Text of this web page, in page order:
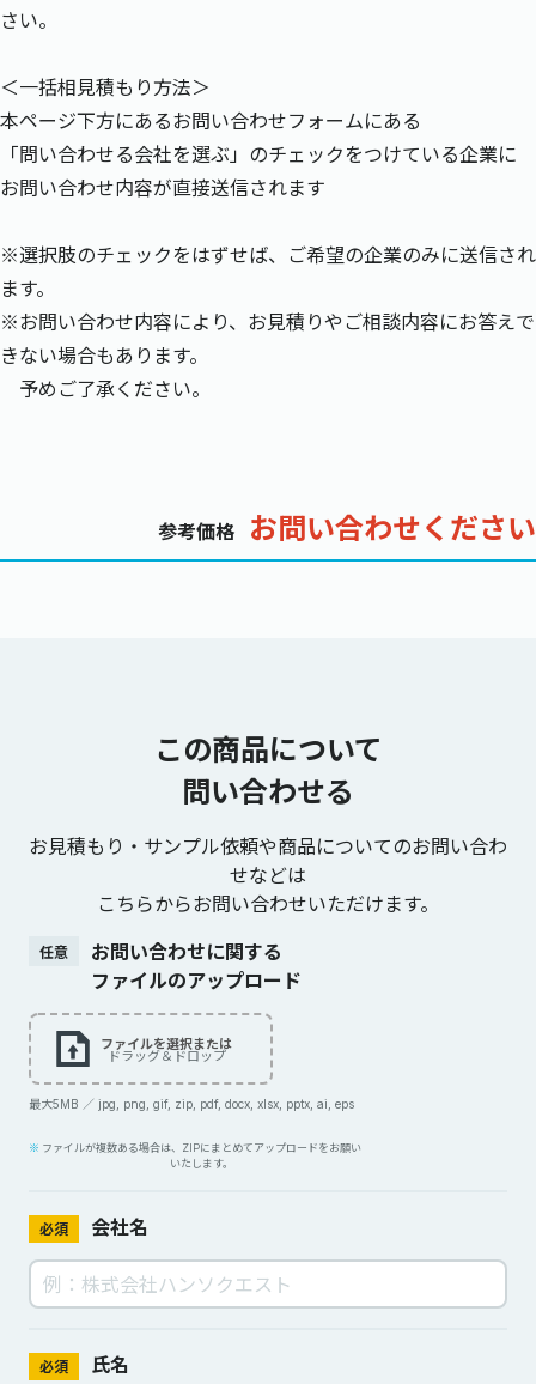
さい。
＜一括相見積もり方法＞
本ページ下方にあるお問い合わせフォームにある
「問い合わせる会社を選ぶ」のチェックをつけている企業に
お問い合わせ内容が直接送信されます
※選択肢のチェックをはずせば、ご希望の企業のみに送信され
ます。
※お問い合わせ内容により、お見積りやご相談内容にお答えで
きない場合もあります。
予めご了承ください。
参考価格 お問い合わせください
この商品について
問い合わせる
お見積もり・サンプル依頼や商品についてのお問い合わ
せなどは
こちらからお問い合わせいただけます。
任意
お問い合わせに関する
ファイルのアップロード
ファイルを選択または
ドラッグ＆ドロップ
最大5MB ／ jpg, png, gif, zip, pdf, docx, xlsx, pptx, ai, eps
ファイルが複数ある場合は、ZIPにまとめてアップロードをお願い
いたします。
必須 会社名
必須 氏名